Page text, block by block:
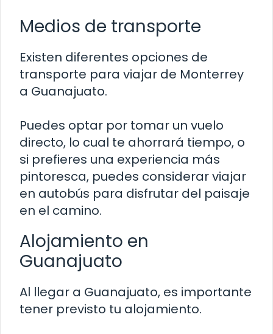
Medios de transporte
Existen diferentes opciones de
transporte para viajar de Monterrey
a Guanajuato.
Puedes optar por tomar un vuelo
directo, lo cual te ahorrará tiempo, o
si prefieres una experiencia más
pintoresca, puedes considerar viajar
en autobús para disfrutar del paisaje
en el camino.
Alojamiento en
Guanajuato
Al llegar a Guanajuato, es importante
tener previsto tu alojamiento.